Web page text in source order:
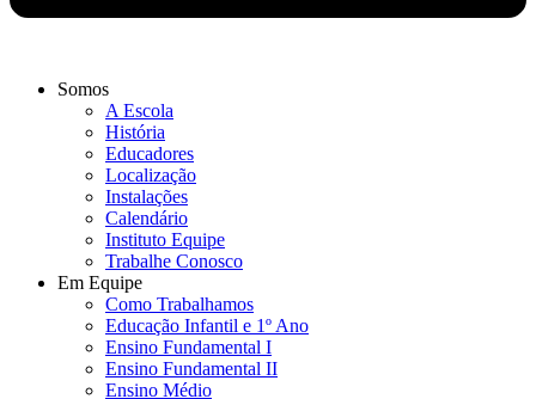
Somos
A Escola
História
Educadores
Localização
Instalações
Calendário
Instituto Equipe
Trabalhe Conosco
Em Equipe
Como Trabalhamos
Educação Infantil e 1º Ano
Ensino Fundamental I
Ensino Fundamental II
Ensino Médio